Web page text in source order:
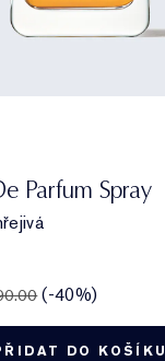
Parfum Spray
(-40%)
DO KOŠÍKU